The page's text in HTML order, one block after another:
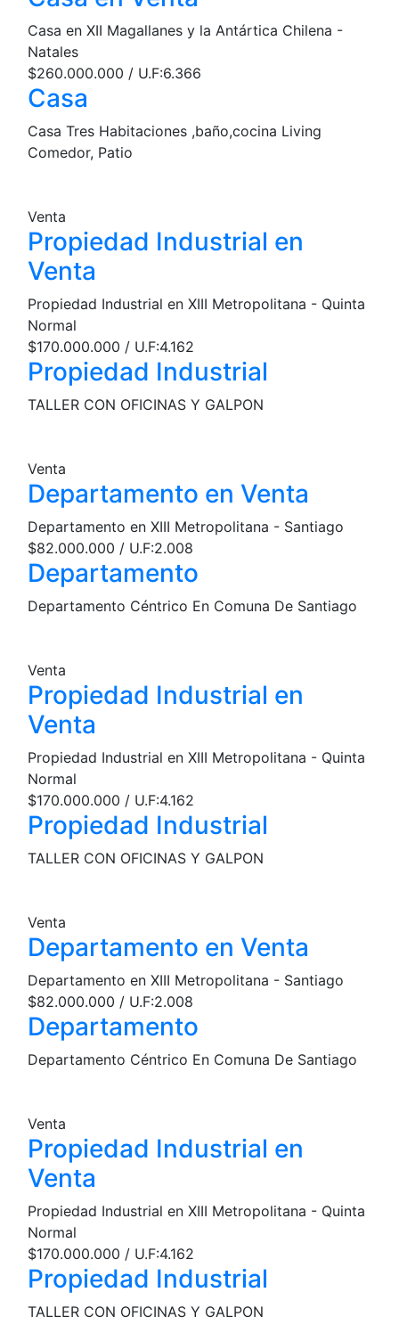
Casa en XII Magallanes y la Antártica Chilena -
Natales
$260.000.000 / U.F:6.366
Casa
Casa Tres Habitaciones ,baño,cocina Living
Comedor, Patio
Venta
Propiedad Industrial en
Venta
Propiedad Industrial en XIII Metropolitana - Quinta
Normal
$170.000.000 / U.F:4.162
Propiedad Industrial
TALLER CON OFICINAS Y GALPON
Venta
Departamento en Venta
Departamento en XIII Metropolitana - Santiago
$82.000.000 / U.F:2.008
Departamento
Departamento Céntrico En Comuna De Santiago
Venta
Propiedad Industrial en
Venta
Propiedad Industrial en XIII Metropolitana - Quinta
Normal
$170.000.000 / U.F:4.162
Propiedad Industrial
TALLER CON OFICINAS Y GALPON
Venta
Departamento en Venta
Departamento en XIII Metropolitana - Santiago
$82.000.000 / U.F:2.008
Departamento
Departamento Céntrico En Comuna De Santiago
Venta
Propiedad Industrial en
Venta
Propiedad Industrial en XIII Metropolitana - Quinta
Normal
$170.000.000 / U.F:4.162
Propiedad Industrial
TALLER CON OFICINAS Y GALPON